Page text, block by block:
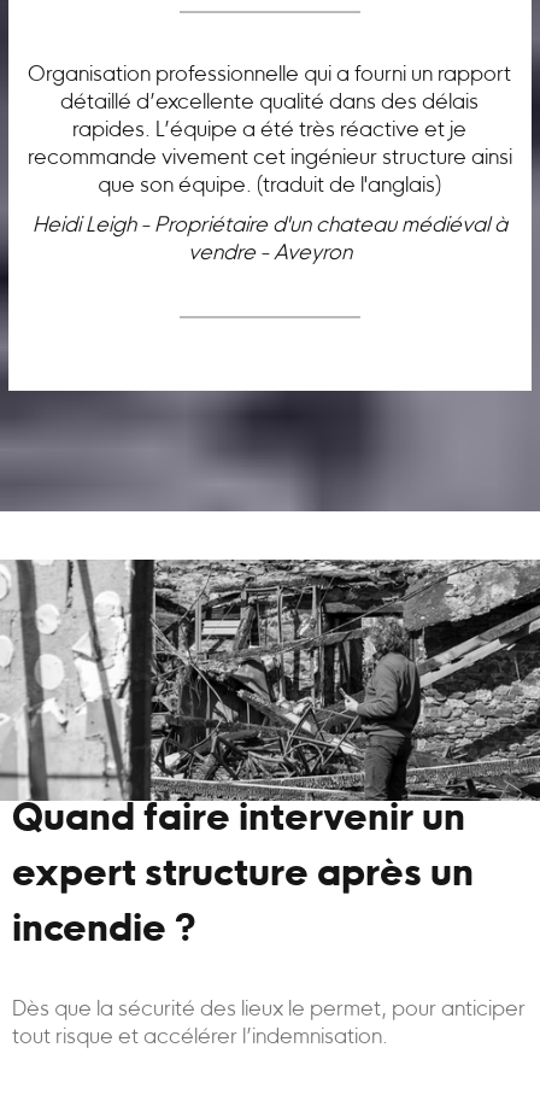
Organisation professionnelle qui a fourni un rapport
détaillé d’excellente qualité dans des délais
rapides. L’équipe a été très réactive et je
recommande vivement cet ingénieur structure ainsi
que son équipe. (traduit de l'anglais)
Heidi Leigh - Propriétaire d'un chateau médiéval à
vendre - Aveyron
Quand faire intervenir un
expert structure après un
incendie ?
Dès que la sécurité des lieux le permet, pour anticiper
tout risque et accélérer l’indemnisation.